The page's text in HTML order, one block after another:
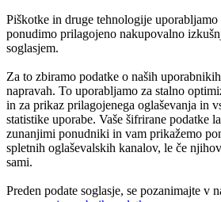
Piškotke in druge tehnologije uporabljamo
ponudimo prilagojeno nakupovalno
soglasjem.
Za to zbiramo podatke o naših
napravah. To uporabljamo za stalno
in za prikaz prilagojenega oglaševanja in
statistike uporabe. Vaše šifrirane podatke
zunanjimi ponudniki in vam prikažemo
spletnih oglaševalskih kanalov, le če
sami.
Preden podate soglasje, se pozanimajte v